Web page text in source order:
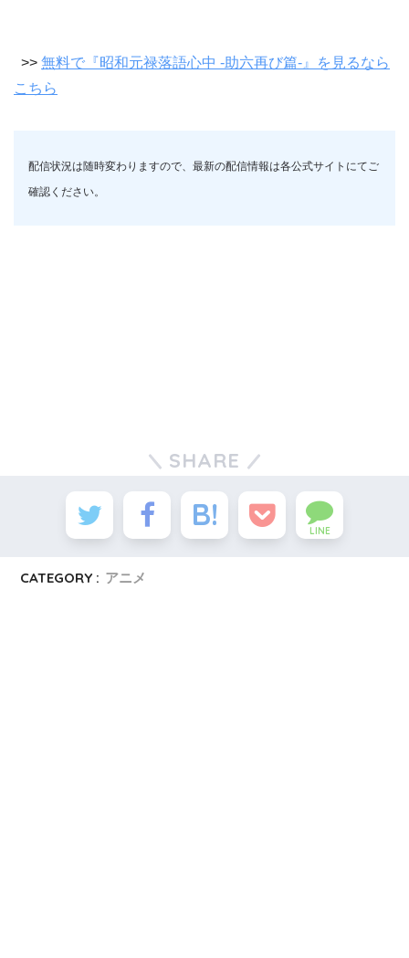
>> 無料で『昭和元禄落語心中 -助六再び篇-』を見るなら
こちら
配信状況は随時変わりますので、最新の配信情報は各公式サイトにてご
確認ください。
SHARE
LINE
CATEGORY : アニメ